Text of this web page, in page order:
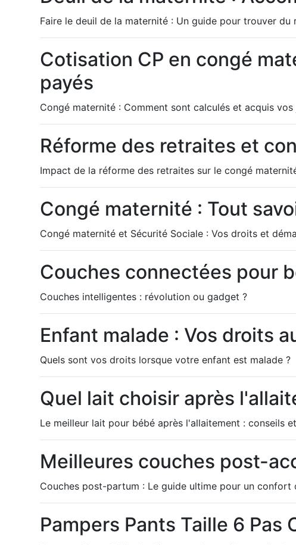
Faire le deuil de la maternité : Un guide pour trouver du
Cotisation CP en congé
payés
Congé maternité : Comment sont calculés et acquis
Réforme des retraites et
Impact de la réforme des retraites sur le congé
Congé maternité : Tout
Congé maternité et Sécurité Sociale : Vos droits et
Couches connectées pour
Couches intelligentes : révolution ou gadget ?
Enfant malade : Vos droits
Quels sont vos droits lorsque votre enfant est malade ?
Quel lait choisir après
Le meilleur lait pour bébé après l'allaitement : conseils
Meilleures couches post-
Couches post-partum : Le guide ultime pour un confort
Pampers Pants Taille 6